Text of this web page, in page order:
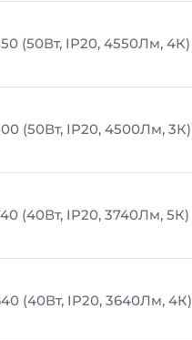
(50Вт, IP20, 4550Лм, 4К)
(50Вт, IP20, 4500Лм, 3К)
(40Вт, IP20, 3740Лм, 5К)
(40Вт, IP20, 3640Лм, 4К)